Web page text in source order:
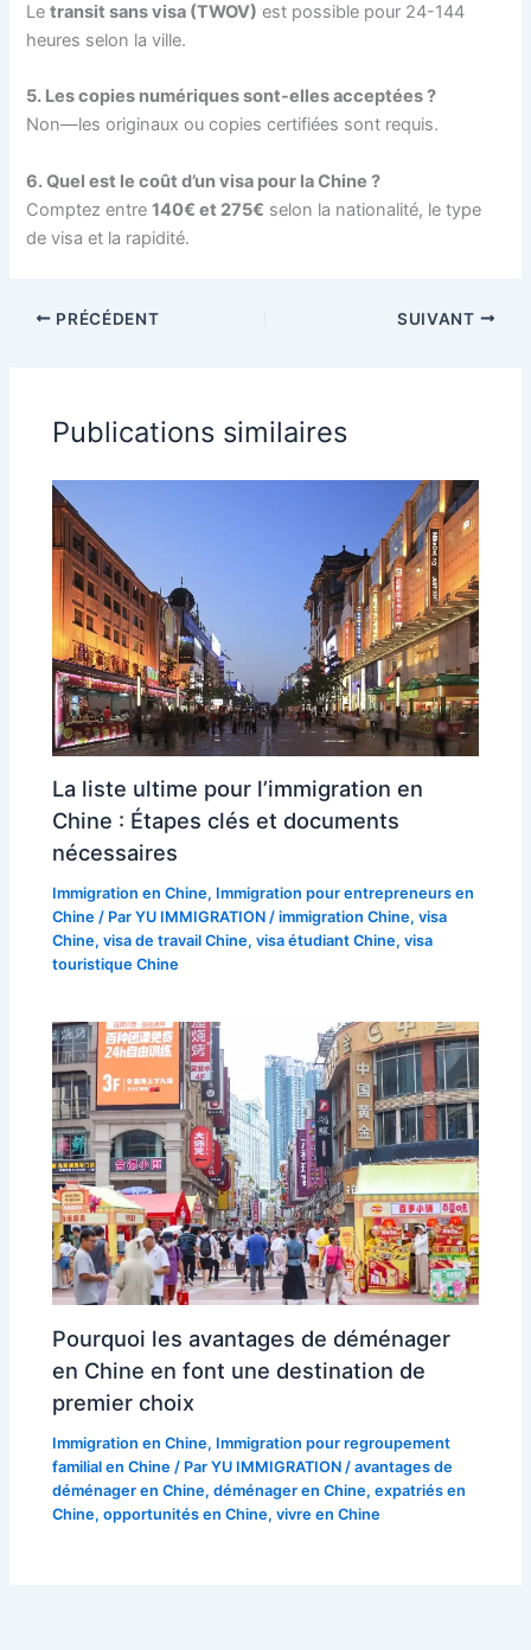
Letransit sans visa (TWOV) est possible pour 24-144
heures selon la ville.
5. Les copies numériques sont-elles acceptées ?
Non—les originaux ou copies certifiées sont requis.
6. Quel est le coût d’un visa pour la Chine ?
Comptez entre140€ et 275€ selon la nationalité, le type
de visa et la rapidité.
PRÉCÉDENT SUIVANT
Publications similaires
La liste ultime pour l’immigration en
Chine : Étapes clés et documents
nécessaires
Immigration en Chine, Immigration pour entrepreneurs en
Chine / ParYU IMMIGRATION/immigration Chine,visa
Chine,visa de travail Chine,visa étudiant Chine,visa
touristique Chine
Pourquoi les avantages de déménager
en Chine en font une destination de
premier choix
Immigration en Chine, Immigration pour regroupement
familial en Chine / ParYU IMMIGRATION /avantages de
déménager en Chine,déménager en Chine,expatriés en
Chine,opportunités en Chine,vivre en Chine